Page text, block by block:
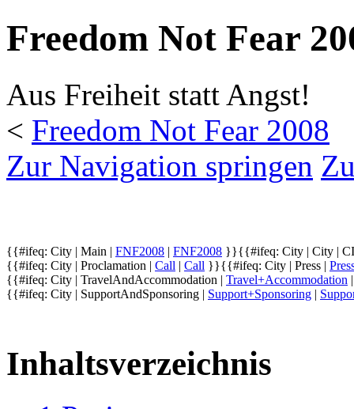
Freedom Not Fear
Aus Freiheit statt Angst!
< Freedom Not Fear 2008
Zur Navigation springen
{{#ifeq: City | Main | FNF2008 | FNF2008 }}{{#ifeq: City | City |
{{#ifeq: City | Proclamation | Call | Call }}{{#ifeq: City | Press |
{{#ifeq: City | TravelAndAccommodation | Travel+Accommodation
{{#ifeq: City | SupportAndSponsoring | Support+Sponsoring |
Inhaltsverzeichnis